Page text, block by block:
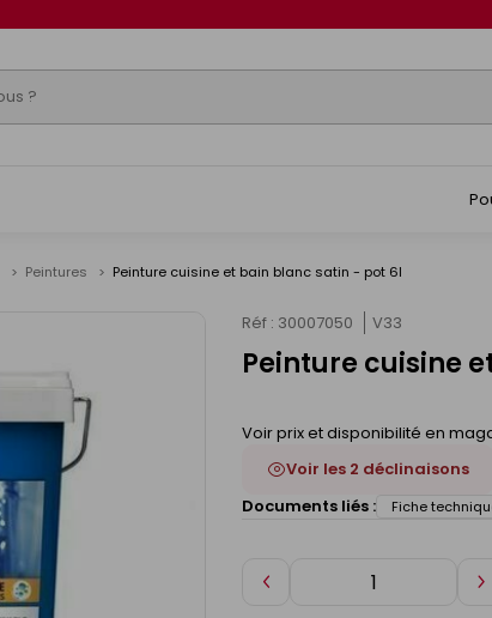
Peintures Peinture cuisine et bain blanc satin - pot 6l
Réf : 30007050 V33
Peinture cuisine
Voir prix et disponibilité en
Voir les 2 déclinaisons
Documents liés :
Fiche
Diminuer